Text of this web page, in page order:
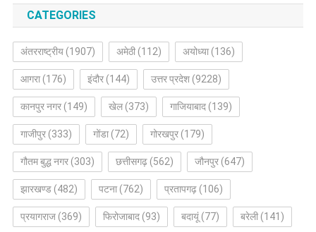
CATEGORIES
अंतरराष्ट्रीय(1907) अमेठी(112) अयोध्या(136)
आगरा(176) इंदौर(144) उत्तर प्रदेश(9228)
कानपुर नगर(149) खेल(373) गाजियाबाद(139)
गाजीपुर(333) गोंडा(72) गोरखपुर(179)
गौतम बुद्ध नगर(303) छत्तीसगढ़(562) जौनपुर(647)
झारखण्ड(482) पटना(762) प्रतापगढ़(106)
प्रयागराज(369) फिरोजाबाद(93) बदायूं(77) बरेली(141)